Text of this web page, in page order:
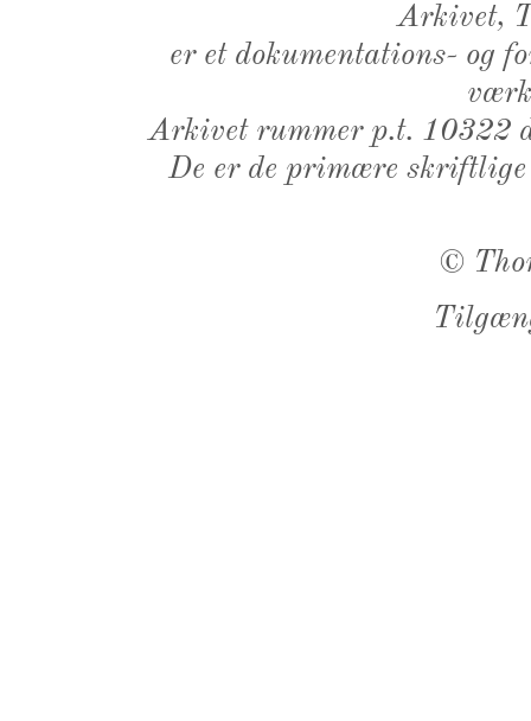
Arkivet,
er et dokumentations- og
Arkivet rummer p.t. 10322
De er de primære
©